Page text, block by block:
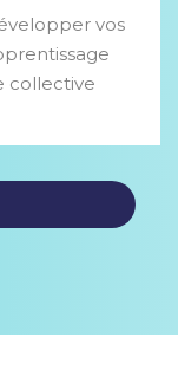
vos
collective